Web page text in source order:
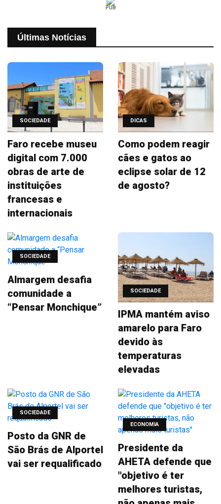
PUB
Últimas Notícias
SOCIEDADE
Faro recebe museu
digital com 7.000
obras de arte de
instituições
francesas e
internacionais
DICAS
Como podem reagir
cães e gatos ao
eclipse solar de 12
de agosto?
SOCIEDADE
Almargem desafia
comunidade a
“Pensar Monchique”
SOCIEDADE
IPMA mantém aviso
amarelo para Faro
devido às
temperaturas
elevadas
SOCIEDADE
Posto da GNR de
São Brás de Alportel
vai ser requalificado
ECONOMIA
Presidente da
AHETA defende que
"objetivo é ter
melhores turistas,